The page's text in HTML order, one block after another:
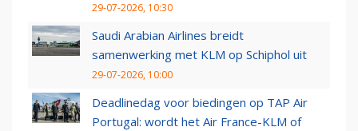
29-07-2026, 10:30
Saudi Arabian Airlines breidt
samenwerking met KLM op Schiphol uit
29-07-2026, 10:00
Deadlinedag voor biedingen op TAP Air
Portugal: wordt het Air France-KLM of